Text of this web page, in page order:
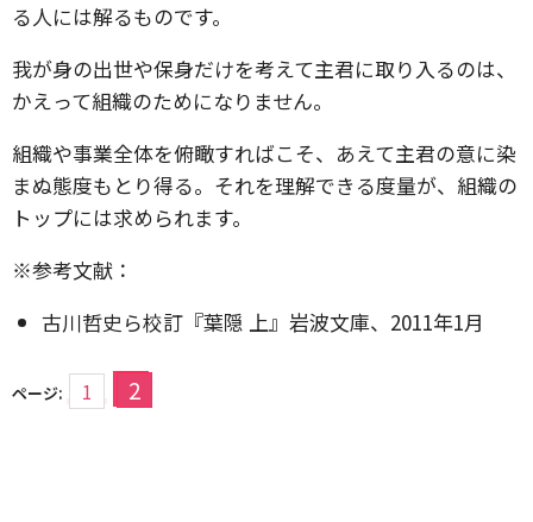
る人には解るものです。
我が身の出世や保身だけを考えて主君に取り入るのは、
かえって組織のためになりません。
組織や事業全体を俯瞰すればこそ、あえて主君の意に染
まぬ態度もとり得る。それを理解できる度量が、組織の
トップには求められます。
※参考文献：
古川哲史ら校訂『葉隠 上』岩波文庫、2011年1月
ページ: 1 2